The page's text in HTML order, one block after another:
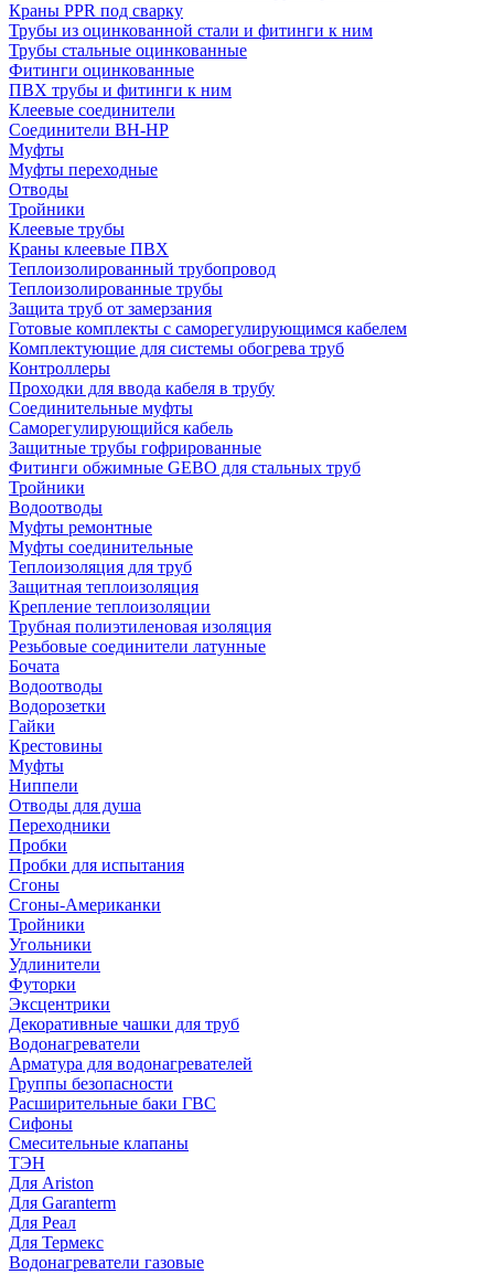
Краны PPR под сварку
Трубы из оцинкованной стали и фитинги к ним
Трубы стальные оцинкованные
Фитинги оцинкованные
ПВХ трубы и фитинги к ним
Клеевые соединители
Соединители ВН-НР
Муфты
Муфты переходные
Отводы
Тройники
Клеевые трубы
Краны клеевые ПВХ
Теплоизолированный трубопровод
Теплоизолированные трубы
Защита труб от замерзания
Готовые комплекты с саморегулирующимся кабелем
Комплектующие для системы обогрева труб
Контроллеры
Проходки для ввода кабеля в трубу
Соединительные муфты
Саморегулирующийся кабель
Защитные трубы гофрированные
Фитинги обжимные GEBO для стальных труб
Тройники
Водоотводы
Муфты ремонтные
Муфты соединительные
Теплоизоляция для труб
Защитная теплоизоляция
Крепление теплоизоляции
Трубная полиэтиленовая изоляция
Резьбовые соединители латунные
Бочата
Водоотводы
Водорозетки
Гайки
Крестовины
Муфты
Ниппели
Отводы для душа
Переходники
Пробки
Пробки для испытания
Сгоны
Сгоны-Американки
Тройники
Угольники
Удлинители
Футорки
Эксцентрики
Декоративные чашки для труб
Водонагреватели
Арматура для водонагревателей
Группы безопасности
Расширительные баки ГВС
Сифоны
Смесительные клапаны
ТЭН
Для Ariston
Для Garanterm
Для Реал
Для Термекс
Водонагреватели газовые